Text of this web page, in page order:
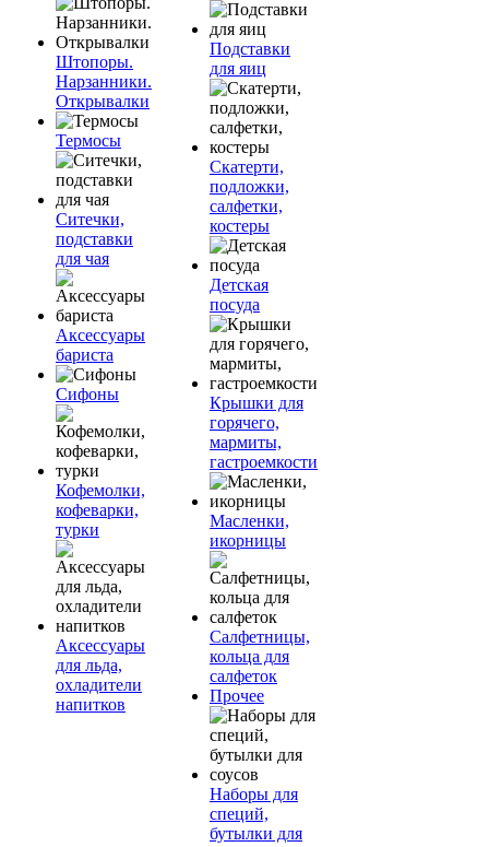
Штопоры.
Нарзанники.
Открывалки
Термосы
Ситечки,
подставки
для чая
Аксессуары
бариста
Сифоны
Кофемолки,
кофеварки,
турки
Аксессуары
для льда,
охладители
напитков
Подставки
для яиц
Скатерти,
подложки,
салфетки,
костеры
Детская
посуда
Крышки для
горячего,
мармиты,
гастроемкости
Масленки,
икорницы
Салфетницы,
кольца для
салфеток
Прочее
Наборы для
специй,
бутылки для